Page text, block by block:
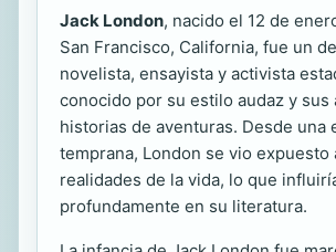
Jack London, nacido el 12 de
San Francisco, California, fue un
novelista, ensayista y activista
conocido por su estilo audaz y sus
historias de aventuras. Desde una
temprana, London se vio expuesto
realidades de la vida, lo que
profundamente en su literatura.